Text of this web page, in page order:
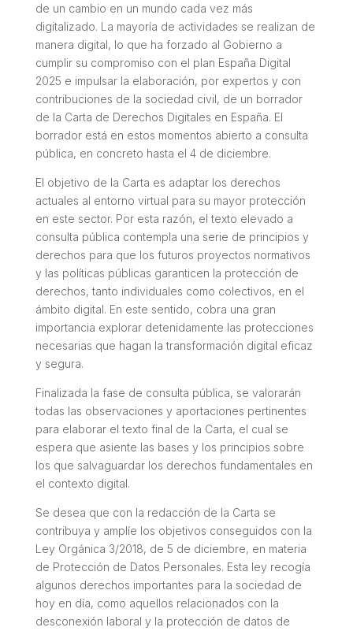
de un cambio en un mundo cada vez más
digitalizado. La mayoría de actividades se realizan de
manera digital, lo que ha forzado al Gobierno a
cumplir su compromiso con el plan España Digital
2025 e impulsar la elaboración, por expertos y con
contribuciones de la sociedad civil, de un borrador
de la Carta de Derechos Digitales en España. El
borrador está en estos momentos abierto a consulta
pública, en concreto hasta el 4 de diciembre.
El objetivo de la Carta es adaptar los derechos
actuales al entorno virtual para su mayor protección
en este sector. Por esta razón, el texto elevado a
consulta pública contempla una serie de principios y
derechos para que los futuros proyectos normativos
y las políticas públicas garanticen la protección de
derechos, tanto individuales como colectivos, en el
ámbito digital. En este sentido, cobra una gran
importancia explorar detenidamente las protecciones
necesarias que hagan la transformación digital eficaz
y segura.
Finalizada la fase de consulta pública, se valorarán
todas las observaciones y aportaciones pertinentes
para elaborar el texto final de la Carta, el cual se
espera que asiente las bases y los principios sobre
los que salvaguardar los derechos fundamentales en
el contexto digital.
Se desea que con la redacción de la Carta se
contribuya y amplíe los objetivos conseguidos con la
Ley Orgánica 3/2018, de 5 de diciembre, en materia
de Protección de Datos Personales. Esta ley recogía
algunos derechos importantes para la sociedad de
hoy en día, como aquellos relacionados con la
desconexión laboral y la protección de datos de